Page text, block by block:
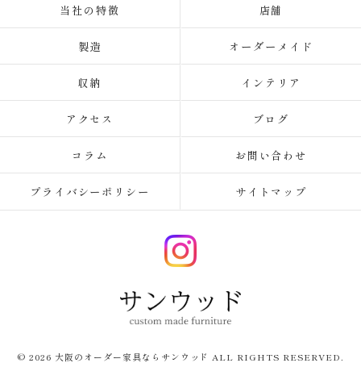
当社の特徴 店舗
製造 オーダーメイド
収納 インテリア
アクセス ブログ
コラム お問い合わせ
プライバシーポリシー サイトマップ
© 2026 大阪のオーダー家具ならサンウッド ALL RIGHTS RESERVED.